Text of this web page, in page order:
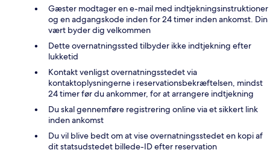
Gæster modtager en e-mail med indtjekningsinstruktioner
og en adgangskode inden for 24 timer inden ankomst. Din
vært byder dig velkommen
Dette overnatningssted tilbyder ikke indtjekning efter
lukketid
Kontakt venligst overnatningsstedet via
kontaktoplysningerne i reservationsbekræftelsen, mindst
24 timer før du ankommer, for at arrangere indtjekning
Du skal gennemføre registrering online via et sikkert link
inden ankomst
Du vil blive bedt om at vise overnatningsstedet en kopi af
dit statsudstedet billede-ID efter reservation